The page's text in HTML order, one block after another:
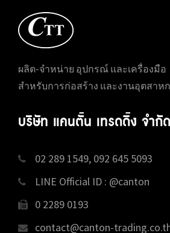
ผลิต-จำหน่าย อุปกรณ์ และเครื่องมือ
สำหรับการก่อสร้าง และงานอุตสาห
บริษัท แคนตั้น เทรดดิ้ง จำกัด
02 289 1549, 092 645 5093
LINE Official ID : @canton
0 2289 0193
contact@canton-